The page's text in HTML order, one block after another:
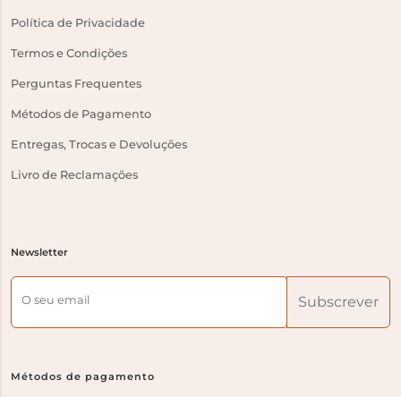
Política de Privacidade
Termos e Condições
Perguntas Frequentes
Métodos de Pagamento
Entregas, Trocas e Devoluções
Livro de Reclamações
Newsletter
O seu email Subscrever
Métodos de pagamento